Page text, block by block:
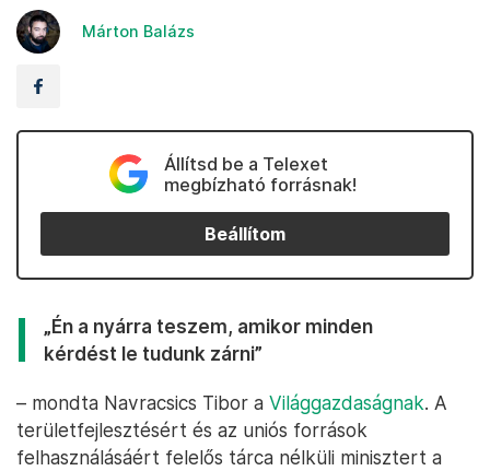
Márton Balázs
Állítsd be a Telexet
megbízható forrásnak!
Beállítom
„Én a nyárra teszem, amikor minden
kérdést le tudunk zárni”
– mondta Navracsics Tibor a Világgazdaságnak. A
területfejlesztésért és az uniós források
felhasználásáért felelős tárca nélküli minisztert a